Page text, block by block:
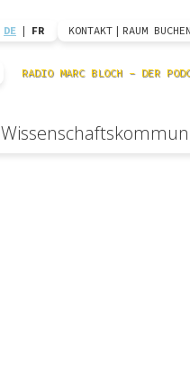
DE | FR KONTAKT | RAUM BUCHEN